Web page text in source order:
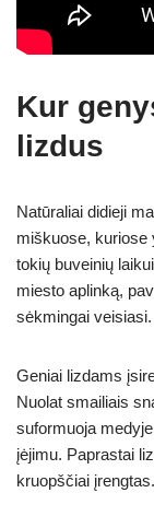
Kur
lizdus
Natūraliai didieji
miškuose, kuriose
tokių buveinių
miesto aplinką,
sėkmingai veisiasi.
Geniai lizdams
Nuolat smailiais
suformuoja
įėjimu. Paprastai
kruopščiai įrengtas.